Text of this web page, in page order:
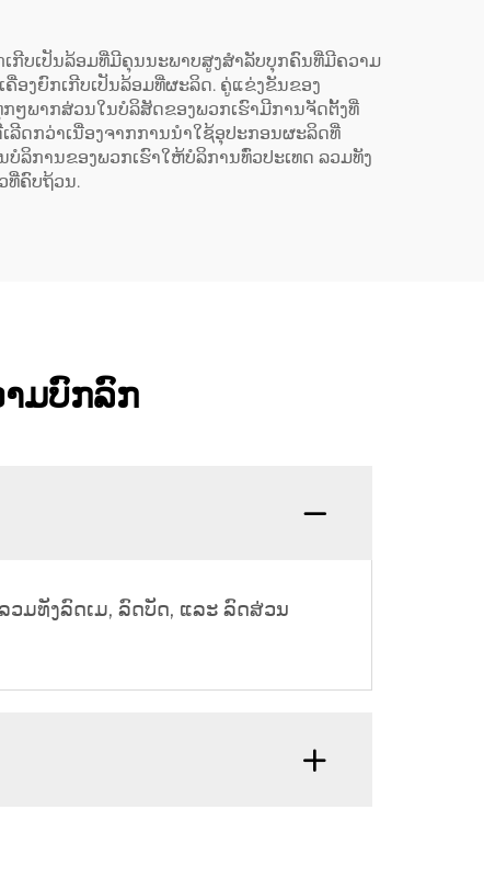
ກີບເປັນລ້ອມທີ່ມີຄຸນນະພາບສູງສຳລັບບຸກຄົນທີ່ມີຄວາມ
ອງຍົກເກີບເປັນລ້ອມທີ່ຜະລິດ. ຄູ່ແຂ່ງຂັນຂອງ
ໆພາກສ່ວນໃນບໍລິສັດຂອງພວກເຮົາມີການຈັດຕັ້ງທີ່
ລີດກວ່າເນື່ອງຈາກການນຳໃຊ້ອຸປະກອນຜະລິດທີ່
ລິການຂອງພວກເຮົາໃຫ້ບໍລິການທົ່ວປະເທດ ລວມທັງ
ທີ່ຄົບຖ້ວນ.
ມບົກລົກ
ມທັງລົດເມ, ລົດບັດ, ແລະ ລົດສ່ວນ